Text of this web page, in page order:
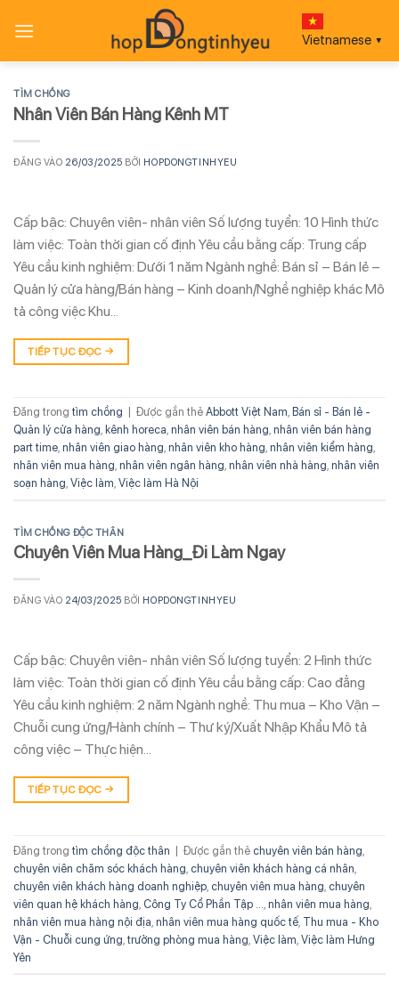
qua
Vietnamese ▼
TÌM CHỒNG
Nhân Viên Bán Hàng Kênh MT
ĐĂNG VÀO 26/03/2025 BỞI HOPDONGTINHYEU
Cấp bậc: Chuyên viên- nhân viên Số lượng tuyển: 10 Hình thức
làm việc: Toàn thời gian cố định Yêu cầu bằng cấp: Trung cấp
Yêu cầu kinh nghiệm: Dưới 1 năm Ngành nghề: Bán sỉ – Bán lẻ –
Quản lý cửa hàng/Bán hàng – Kinh doanh/Nghề nghiệp khác Mô
tả công việc Khu…
TIẾP TỤC ĐỌC →
Đăng trong tìm chồng Được gắn thẻ Abbott Việt Nam Bán sỉ - Bán lẻ -
Quản lý cửa hàng kênh horeca nhân viên bán hàng nhân viên bán hàng
part time nhân viên giao hàng nhân viên kho hàng nhân viên kiểm hàng
nhân viên mua hàng nhân viên ngân hàng nhân viên nhà hàng nhân viên
soạn hàng Việc làm Việc làm Hà Nội
TÌM CHỒNG ĐỘC THÂN
Chuyên Viên Mua Hàng_Đi Làm Ngay
ĐĂNG VÀO 24/03/2025 BỞI HOPDONGTINHYEU
Cấp bậc: Chuyên viên- nhân viên Số lượng tuyển: 2 Hình thức
làm việc: Toàn thời gian cố định Yêu cầu bằng cấp: Cao đẳng
Yêu cầu kinh nghiệm: 2 năm Ngành nghề: Thu mua – Kho Vận –
Chuỗi cung ứng/Hành chính – Thư ký/Xuất Nhập Khẩu Mô tả
công việc – Thực hiện…
TIẾP TỤC ĐỌC →
Đăng trong tìm chồng độc thân | Được gắn thẻ chuyên viên bán hàng
chuyên viên chăm sóc khách hàng chuyên viên khách hàng cá nhân
chuyên viên khách hàng doanh nghiệp chuyên viên mua hàng chuyên
viên quan hệ khách hàng Công Ty Cổ Phần Tập ... nhân viên mua hàng
nhân viên mua hàng nội địa nhân viên mua hàng quốc tế Thu mua - Kho
Vận - Chuỗi cung ứng trưởng phòng mua hàng Việc làm Việc làm Hưng
Yên